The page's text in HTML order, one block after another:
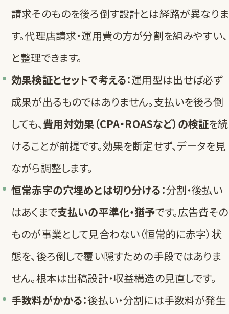
請求そのものを後ろ倒す設計とは経路が異なりま
す。代理店請求・運用費の方が分割を組みやすい、
と整理できます。
効果検証とセットで考える：運用型は出せば必ず
成果が出るものではありません。支払いを後ろ倒
しても、費用対効果（CPA・ROASなど）の検証を続
けることが前提です。効果を断定せず、データを見
ながら調整します。
恒常赤字の穴埋めとは切り分ける：分割・後払い
はあくまで支払いの平準化・猶予です。広告費その
ものが事業として見合わない（恒常的に赤字）状
態を、後ろ倒しで覆い隠すための手段ではありま
せん。根本は出稿設計・収益構造の見直しです。
手数料がかかる：後払い・分割には手数料が発生